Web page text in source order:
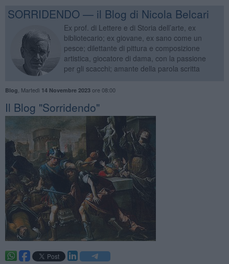
SORRIDENDO — il Blog di Nicola Belcari
Ex prof. di Lettere e di Storia dell’arte, ex
bibliotecario; ex giovane, ex sano come un
pesce; dilettante di pittura e composizione
artistica, giocatore di dama, con la passione
per gli scacchi; amante della parola scritta
Blog Martedì 14 Novembre 2023ore 08:00
Il Blog "Sorridendo"